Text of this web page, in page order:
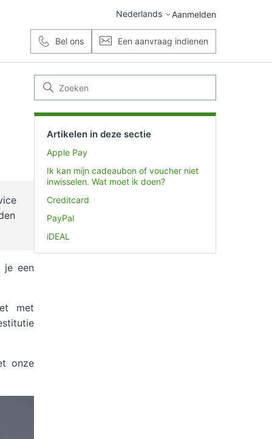
Nederlands Aanmelden
Bel ons Een aanvraag indienen
Artikelen in deze sectie
Apple Pay
Ik kan mijn cadeaubon of voucher niet
inwisselen. Wat moet ik doen?
Creditcard
PayPal
iDEAL
je een
met
onze